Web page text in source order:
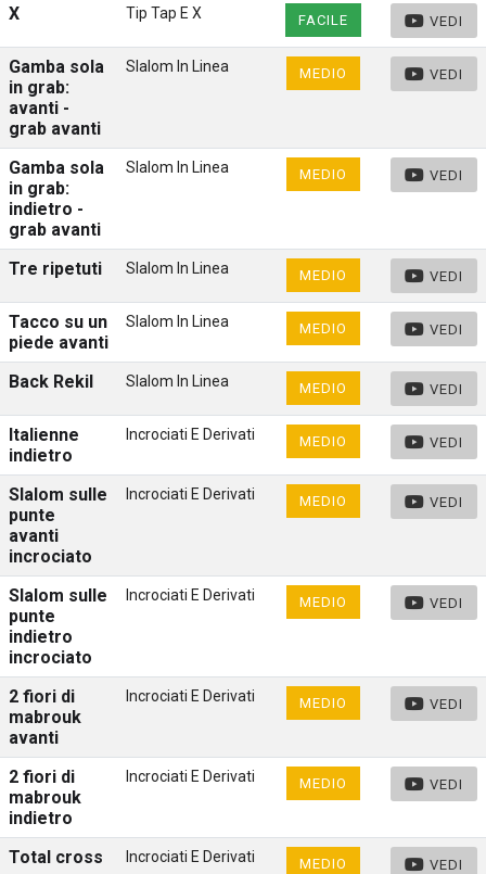
X Tip Tap E X FACILE VEDI
Gamba sola
in grab:
avanti -
grab avanti
Slalom In Linea MEDIO VEDI
Gamba sola
in grab:
indietro -
grab avanti
Slalom In Linea MEDIO VEDI
Tre ripetuti Slalom In Linea MEDIO VEDI
Tacco su un
piede avanti
Slalom In Linea MEDIO VEDI
Back Rekil Slalom In Linea MEDIO VEDI
Italienne
indietro
Incrociati E Derivati MEDIO VEDI
Slalom sulle
punte
avanti
incrociato
Incrociati E Derivati MEDIO VEDI
Slalom sulle
punte
indietro
incrociato
Incrociati E Derivati MEDIO VEDI
2 fiori di
mabrouk
avanti
Incrociati E Derivati MEDIO VEDI
2 fiori di
mabrouk
indietro
Incrociati E Derivati MEDIO VEDI
Total cross Incrociati E Derivati MEDIO VEDI